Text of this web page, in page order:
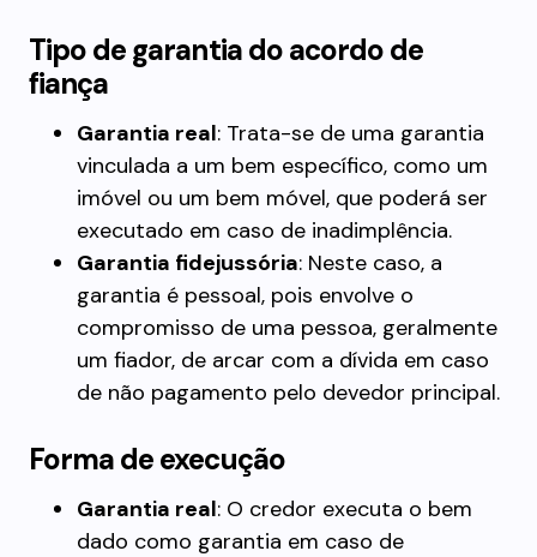
Tipo de garantia do acordo de
fiança
Garantia real: Trata-se de uma garantia
vinculada a um bem específico, como um
imóvel ou um bem móvel, que poderá ser
executado em caso de inadimplência.
Garantia fidejussória: Neste caso, a
garantia é pessoal, pois envolve o
compromisso de uma pessoa, geralmente
um fiador, de arcar com a dívida em caso
de não pagamento pelo devedor principal.
Forma de execução
Garantia real: O credor executa o bem
dado como garantia em caso de